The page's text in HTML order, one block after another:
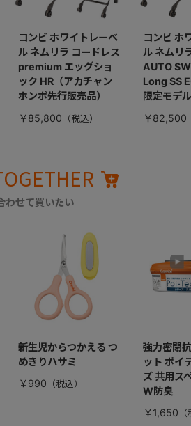
コンビ ホワイトレーベ
ル ネムリラ コードレス
premium エッグショ
ック HR（アカチャン
ホンポ先行販売品）
￥85,800
コンビ ホ
ル ネムリ
AUTO
Long SS
限定モデ
￥82,500
わせて買いたい
新生児からつかえる つ
めきりハサミ
￥990
強力密閉
ット ポイ
ズ 共用ス
W防臭
￥1,650